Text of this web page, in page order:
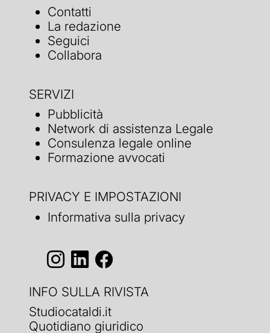
Contatti
La redazione
Seguici
Collabora
SERVIZI
Pubblicità
Network di assistenza Legale
Consulenza legale online
Formazione avvocati
PRIVACY E IMPOSTAZIONI
Informativa sulla privacy
INFO SULLA RIVISTA
Studiocataldi.it
Quotidiano giuridico